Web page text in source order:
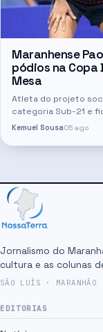
Maranhense
pódios na Copa
Mesa
Atleta do projeto
categoria Sub-21 e
competição realizada
Kemuel Sousa05 ago
Jornalismo do
cultura e as colunas
SÃO LUÍS ·
EDITORIAS